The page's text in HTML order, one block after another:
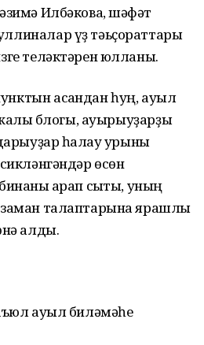
Илбәкова, шәфҡәт
үҙ тәьҫораттары
теләктәрен юлланы.
асҡандан һуң, ауыл
блогы, ауырыуҙарҙы
һаҡлау урыны
өсөн
ҡарап сыҡты, уның
талаптарына ярашлы
алды.
ауыл биләмәһе